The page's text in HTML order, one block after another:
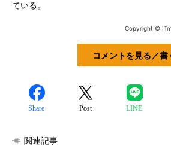
ている。
Copyright ©
コメントを見る／書
Share Post LINE
関連記事